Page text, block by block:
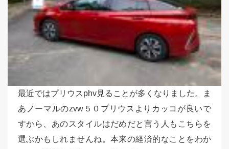
最近ではプリウスphv見ることが多くなりました。ま
あノーマルのzvw５０プリウスよりカッコが良いで
すから、あのスタイルはだめだと言う人もこちらを
選ぶかもしれませんね。本来の経済的なことをわか